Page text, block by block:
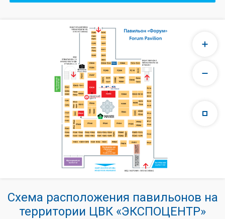
Схема расположения павильонов на
территории ЦВК «ЭКСПОЦЕНТР»